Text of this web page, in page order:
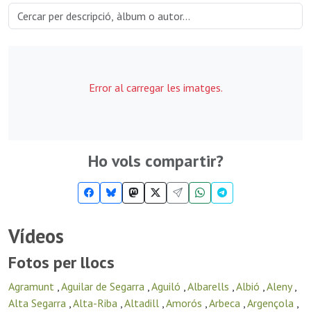
Error al carregar les imatges.
Ho vols compartir?
Vídeos
Fotos per llocs
Agramunt ,Aguilar de Segarra ,Aguiló ,Albarells ,Albió ,Aleny,
Alta Segarra ,Alta-Riba ,Altadill ,Amorós ,Arbeca ,Argençola ,